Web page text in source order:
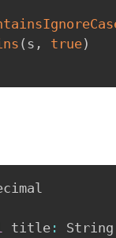
( s , true)
title: String